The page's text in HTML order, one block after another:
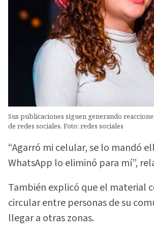
Sus publicaciones siguen generando
de redes sociales. Foto: redes sociales
“Agarró mi celular, se lo mandó
WhatsApp lo eliminó para mí”,
También explicó que el material
circular entre personas de su
llegar a otras zonas.